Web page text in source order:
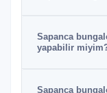
Sapanca
yapabilir
Sapanca